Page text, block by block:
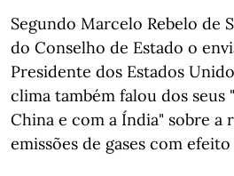
Segundo Marcelo Rebelo de
do Conselho de Estado o
Presidente dos Estados
clima também falou dos seus
China e com a Índia" sobre a
emissões de gases com